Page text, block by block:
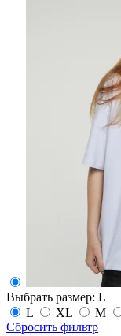
Выбрать размер: L
L
XL M
Сбросить фильтр